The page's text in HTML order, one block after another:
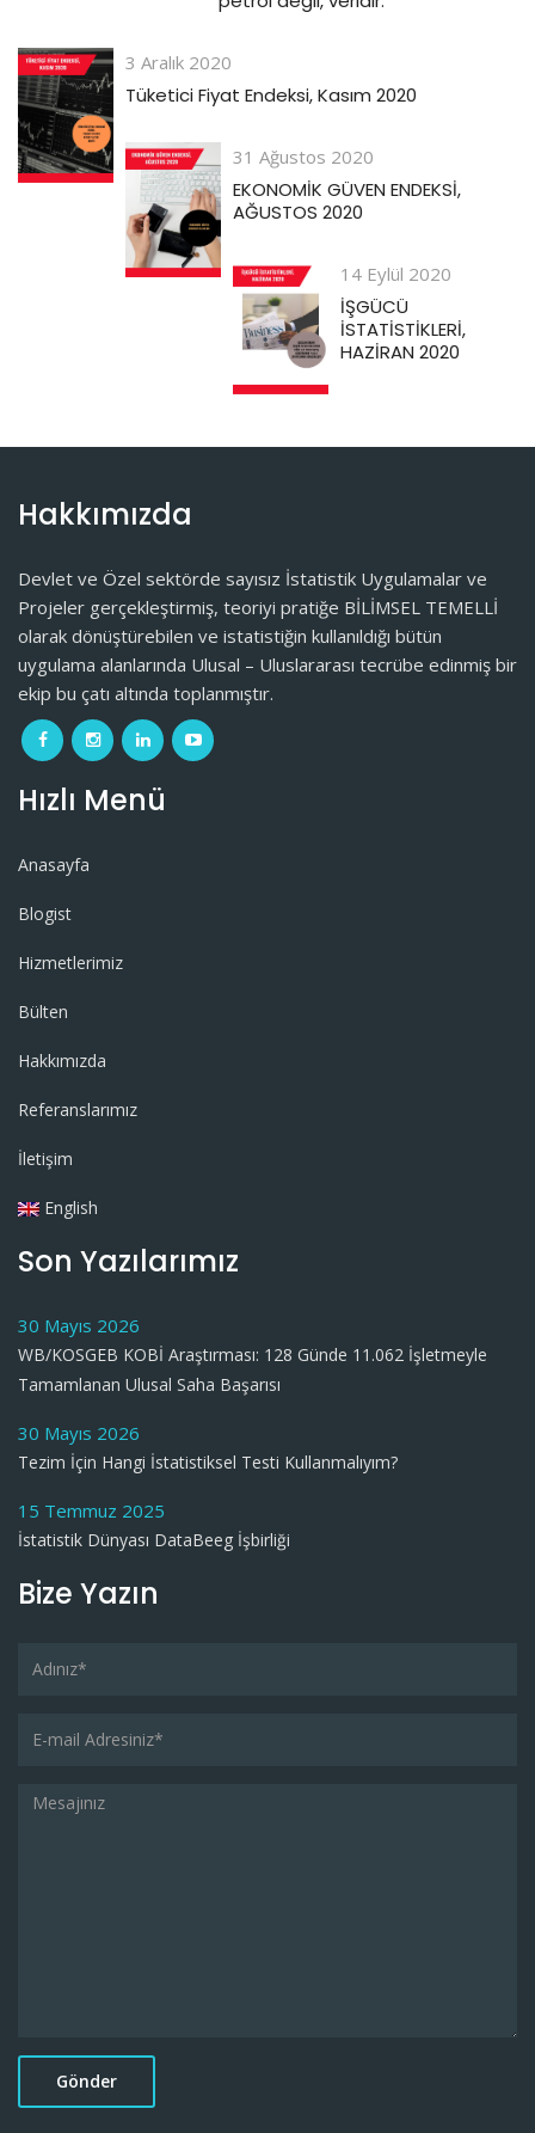
3 Aralık 2020
Tüketici Fiyat Endeksi, Kasım 2020
31 Ağustos 2020
EKONOMİK GÜVEN ENDEKSİ,
AĞUSTOS 2020
14 Eylül 2020
İŞGÜCÜ
İSTATİSTİKLERİ,
HAZİRAN 2020
Hakkımızda
Devlet ve Özel sektörde sayısız İstatistik Uygulamalar ve
Projeler gerçekleştirmiş, teoriyi pratiğe BİLİMSEL TEMELLİ
olarak dönüştürebilen ve istatistiğin kullanıldığı bütün
uygulama alanlarında Ulusal – Uluslararası tecrübe edinmiş bir
ekip bu çatı altında toplanmıştır.
Hızlı Menü
Anasayfa
Blogist
Hizmetlerimiz
Bülten
Hakkımızda
Referanslarımız
İletişim
English
Son Yazılarımız
30 Mayıs 2026
WB/KOSGEB KOBİ Araştırması: 128 Günde 11.062 İşletmeyle
Tamamlanan Ulusal Saha Başarısı
30 Mayıs 2026
Tezim İçin Hangi İstatistiksel Testi Kullanmalıyım?
15 Temmuz 2025
İstatistik Dünyası DataBeeg İşbirliği
Bize Yazın